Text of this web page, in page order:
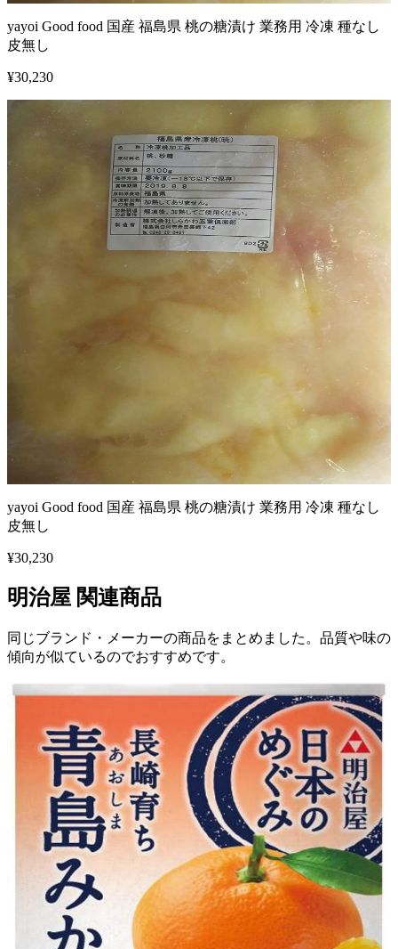
yayoi Good food 国産 福島県 桃の糖漬け 業務用 冷凍 種なし
皮無し
¥30,230
yayoi Good food 国産 福島県 桃の糖漬け 業務用 冷凍 種なし
皮無し
¥30,230
明治屋 関連商品
同じブランド・メーカーの商品をまとめました。品質や味の
傾向が似ているのでおすすめです。